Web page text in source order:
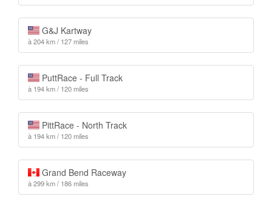
G&J Kartway
à 204 km / 127 miles
PuttRace - Full Track
à 194 km / 120 miles
PittRace - North Track
à 194 km / 120 miles
Grand Bend Raceway
à 299 km / 186 miles